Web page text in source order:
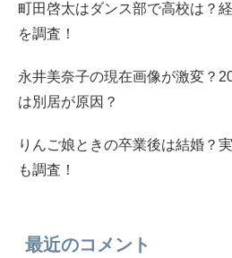
町田啓太はダンス部で高校は？
を調査！
永井美奈子の現在画像が激変？
は別居が原因？
りんご娘ときの卒業後は結婚？
も調査！
最近のコメント